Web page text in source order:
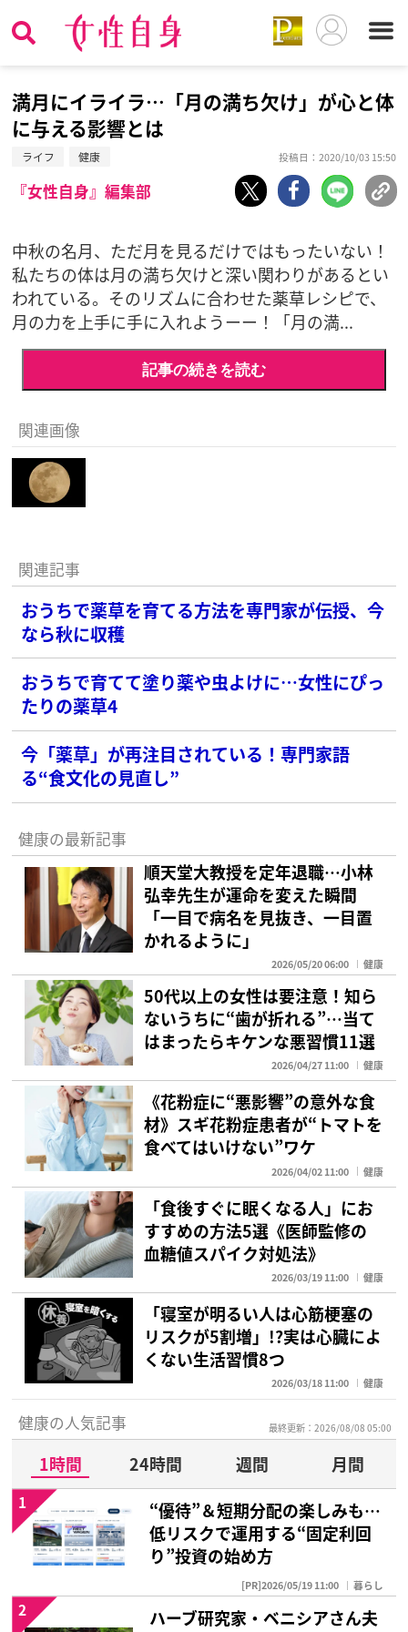
満月にイライラ…「月の満ち欠け」が心と体
に与える影響とは
ライフ 健康 投稿日：2020/10/03 15:50
『女性自身』編集部
中秋の名月、ただ月を見るだけではもったいない！
私たちの体は月の満ち欠けと深い関わりがあるとい
われている。そのリズムに合わせた薬草レシピで、
月の力を上手に手に入れようーー！「月の満...
記事の続きを読む
関連画像
関連記事
おうちで薬草を育てる方法を専門家が伝授、今
なら秋に収穫
おうちで育てて塗り薬や虫よけに…女性にぴっ
たりの薬草4
今「薬草」が再注目されている！専門家語
る“食文化の見直し”
健康の最新記事
順天堂大教授を定年退職…小林
弘幸先生が運命を変えた瞬間
「一目で病名を見抜き、一目置
かれるように」
2026/05/20 06:00 健康
50代以上の女性は要注意！知ら
ないうちに“歯が折れる”…当て
はまったらキケンな悪習慣11選
2026/04/27 11:00 健康
《花粉症に“悪影響”の意外な食
材》スギ花粉症患者が“トマトを
食べてはいけない”ワケ
2026/04/02 11:00 健康
「食後すぐに眠くなる人」にお
すすめの方法5選《医師監修の
血糖値スパイク対処法》
2026/03/19 11:00 健康
「寝室が明るい人は心筋梗塞の
リスクが5割増」!?実は心臓によ
くない生活習慣8つ
2026/03/18 11:00 健康
健康の人気記事 最終更新：2026/08/08 05:00
1時間 24時間 週間
月間
“優待”＆短期分配の楽しみも…
低リスクで運用する“固定利回
り”投資の始め方
[PR]2026/05/19 11:00 暮らし
1
ハーブ研究家・ベニシアさん夫
2